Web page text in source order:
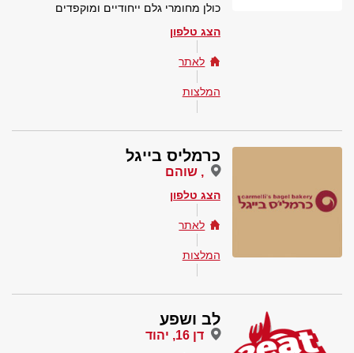
כולן מחומרי גלם ייחודיים ומוקפדים
הצג טלפון
לאתר
המלצות
כרמליס בייגל
, שוהם
הצג טלפון
לאתר
המלצות
לב ושפע
דן 16, יהוד